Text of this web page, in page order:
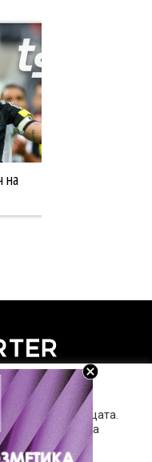
на страницата.
значење за
да ја
и вашето